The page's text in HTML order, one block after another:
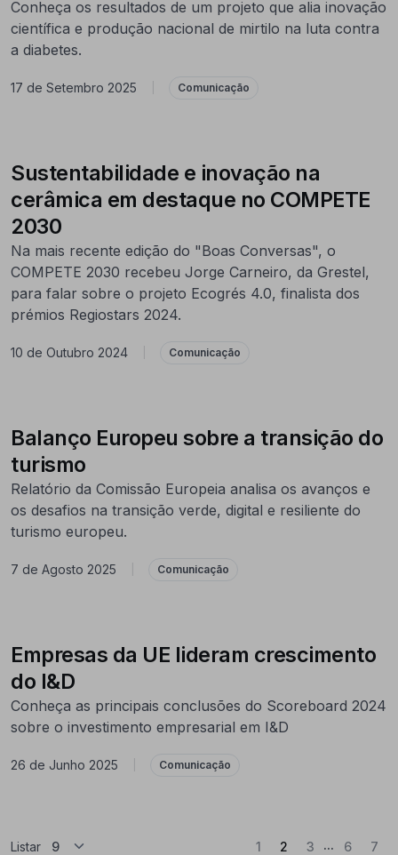
Conheça os resultados de um projeto que alia inovação
científica e produção nacional de mirtilo na luta contra
a diabetes.
17 de Setembro 2025 Comunicação
Sustentabilidade e inovação na
cerâmica em destaque no COMPETE
2030
Na mais recente edição do "Boas Conversas", o
COMPETE 2030 recebeu Jorge Carneiro, da Grestel,
para falar sobre o projeto Ecogrés 4.0, finalista dos
prémios Regiostars 2024.
10 de Outubro 2024 Comunicação
Balanço Europeu sobre a transição do
turismo
Relatório da Comissão Europeia analisa os avanços e
os desafios na transição verde, digital e resiliente do
turismo europeu.
7 de Agosto 2025 Comunicação
Empresas da UE lideram crescimento
do I&D
Conheça as principais conclusões do Scoreboard 2024
sobre o investimento empresarial em I&D
26 de Junho 2025 Comunicação
Listar 1 2 (Atual)
3 ... 6 7